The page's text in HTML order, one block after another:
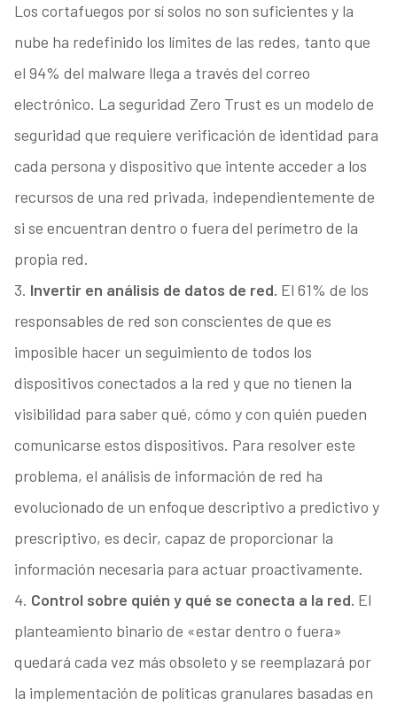
Los cortafuegos por sí solos no son suficientes y la
nube ha redefinido los límites de las redes, tanto que
el 94% del malware llega a través del correo
electrónico. La seguridad Zero Trust es un modelo de
seguridad que requiere verificación de identidad para
cada persona y dispositivo que intente acceder a los
recursos de una red privada, independientemente de
si se encuentran dentro o fuera del perímetro de la
propia red.
3. Invertir en análisis de datos de red. El 61% de los
responsables de red son conscientes de que es
imposible hacer un seguimiento de todos los
dispositivos conectados a la red y que no tienen la
visibilidad para saber qué, cómo y con quién pueden
comunicarse estos dispositivos. Para resolver este
problema, el análisis de información de red ha
evolucionado de un enfoque descriptivo a predictivo y
prescriptivo, es decir, capaz de proporcionar la
información necesaria para actuar proactivamente.
4. Control sobre quién y qué se conecta a la red. El
planteamiento binario de «estar dentro o fuera»
quedará cada vez más obsoleto y se reemplazará por
la implementación de políticas granulares basadas en